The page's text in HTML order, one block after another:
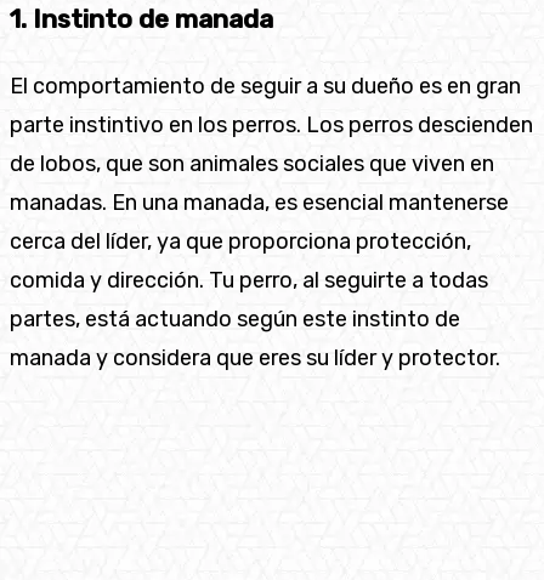
1. Instinto de manada
El comportamiento de seguir a su dueño es en gran
parte instintivo en los perros. Los perros descienden
de lobos, que son animales sociales que viven en
manadas. En una manada, es esencial mantenerse
cerca del líder, ya que proporciona protección,
comida y dirección. Tu perro, al seguirte a todas
partes, está actuando según este instinto de
manada y considera que eres su líder y protector.